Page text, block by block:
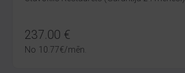
237.00 €
No 10.77€/mēn.